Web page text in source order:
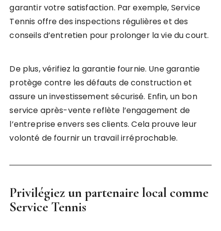
garantir votre satisfaction. Par exemple, Service
Tennis offre des inspections régulières et des
conseils d’entretien pour prolonger la vie du court.
De plus, vérifiez la garantie fournie. Une garantie
protège contre les défauts de construction et
assure un investissement sécurisé. Enfin, un bon
service après-vente reflète l’engagement de
l’entreprise envers ses clients. Cela prouve leur
volonté de fournir un travail irréprochable.
Privilégiez un partenaire local comme
Service Tennis